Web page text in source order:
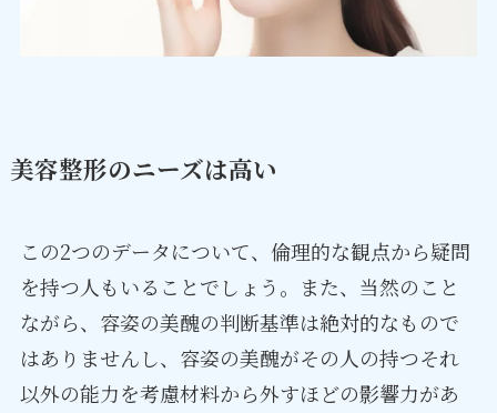
美容整形のニーズは高い
この2つのデータについて、倫理的な観点から疑問
を持つ人もいることでしょう。また、当然のこと
ながら、容姿の美醜の判断基準は絶対的なもので
はありませんし、容姿の美醜がその人の持つそれ
以外の能力を考慮材料から外すほどの影響力があ